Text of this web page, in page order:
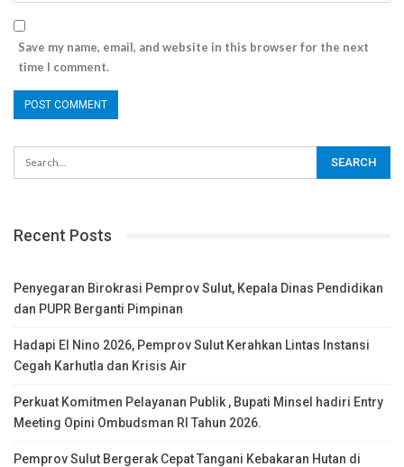
Save my name, email, and website in this browser for the next
time I comment.
Recent Posts
Penyegaran Birokrasi Pemprov Sulut, Kepala Dinas Pendidikan
dan PUPR Berganti Pimpinan
Hadapi El Nino 2026, Pemprov Sulut Kerahkan Lintas Instansi
Cegah Karhutla dan Krisis Air
Perkuat Komitmen Pelayanan Publik , Bupati Minsel hadiri Entry
Meeting Opini Ombudsman RI Tahun 2026.
Pemprov Sulut Bergerak Cepat Tangani Kebakaran Hutan di